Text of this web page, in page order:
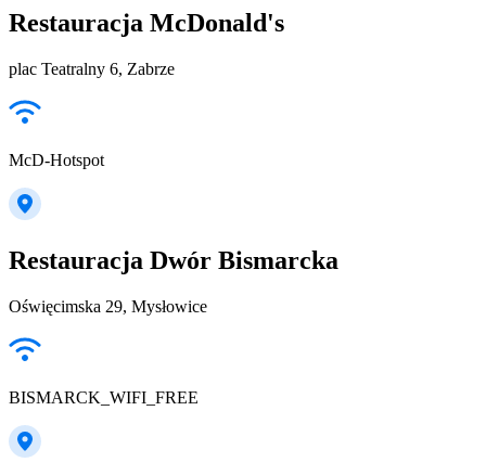
Restauracja McDonald's
plac Teatralny 6, Zabrze
McD-Hotspot
Restauracja Dwór Bismarcka
Oświęcimska 29, Mysłowice
BISMARCK_WIFI_FREE